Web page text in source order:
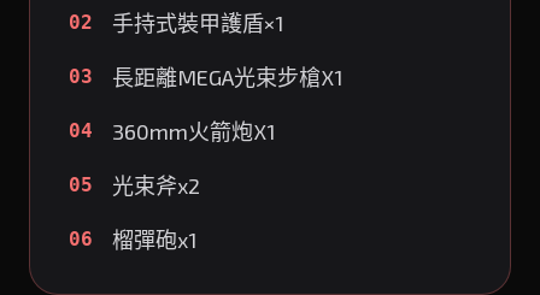
02 手持式裝甲護盾×1
03 長距離MEGA光束步槍X1
04 360mm火箭炮X1
05 光束斧x2
06 榴彈砲x1